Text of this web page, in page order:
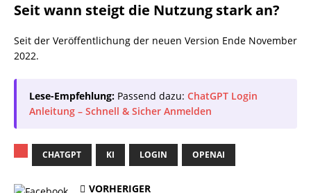
Seit wann steigt die Nutzung stark an?
Seit der Veröffentlichung der neuen Version Ende November
2022.
Lese-Empfehlung: Passend dazu: ChatGPT Login
Anleitung – Schnell & Sicher Anmelden
CHATGPT KI LOGIN OPENAI
VORHERIGER